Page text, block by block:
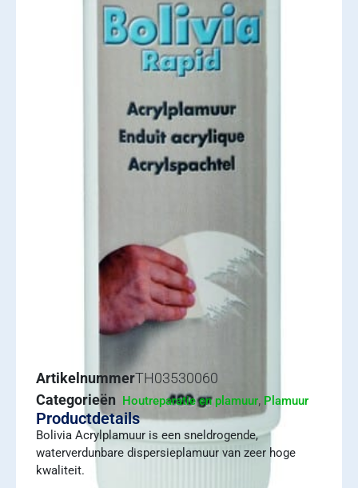
ArtikelnummerTH03530060
Categorieën Houtreparatie en plamuur, Plamuur
Productdetails
Bolivia Acrylplamuur is een sneldrogende,
waterverdunbare dispersieplamuur van zeer hoge
kwaliteit.